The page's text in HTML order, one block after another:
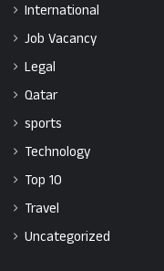
International
Job Vacancy
Legal
Qatar
sports
Technology
Top 10
Travel
Uncategorized